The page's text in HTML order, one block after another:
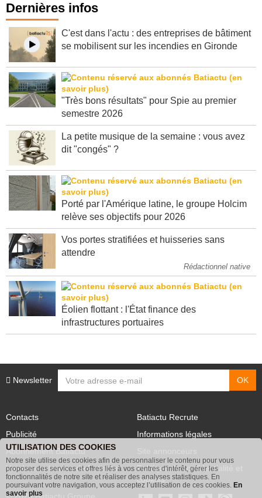
Dernières infos
C'est dans l'actu : des entreprises de bâtiment
se mobilisent sur les incendies en Gironde
"Très bons résultats" pour Spie au premier
semestre 2026
La petite musique de la semaine : vous avez
dit "congés" ?
Porté par l'Amérique latine, le groupe Holcim
relève ses objectifs pour 2026
Vos portes stratifiées et huisseries sans
attendre
Rédactionnel native
Éolien flottant : l'État finance des
infrastructures portuaires
Newsletter
Contacts
Publicité
Abonnement Batiactu
Voir les contenus+ de Batiactu
Batiactu Recrute
Informations légales
Politique de confidentialité et
cookies
UTILISATION DES COOKIES
Notre site utilise des cookies afin de personnaliser le contenu pour vous
proposer des services et offres liés à vos centres d'intérêt, gérer les
fonctionnalités de notre site et réaliser des analyses statistiques. En
poursuivant votre navigation, vous acceptez l’utilisation de ces cookies. En
savoir plus